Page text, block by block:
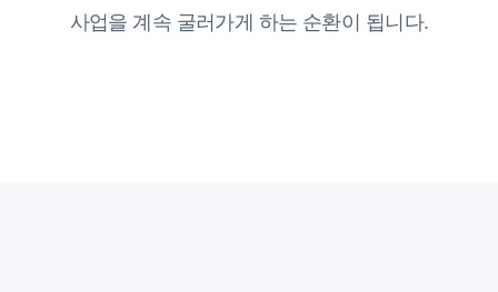
사업을 계속 굴러가게 하는 순환이 됩니다.